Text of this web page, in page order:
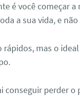
é você começar
a sua vida, e
mas o
conseguir perder